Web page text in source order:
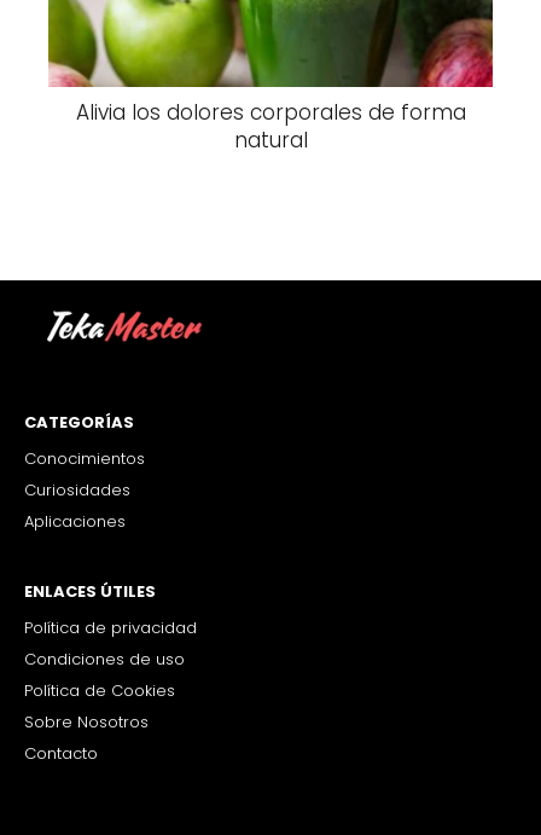
Alivia los dolores corporales de forma
natural
CATEGORÍAS
Conocimientos
Curiosidades
Aplicaciones
ENLACES ÚTILES
Política de privacidad
Condiciones de uso
Política de Cookies
Sobre Nosotros
Contacto